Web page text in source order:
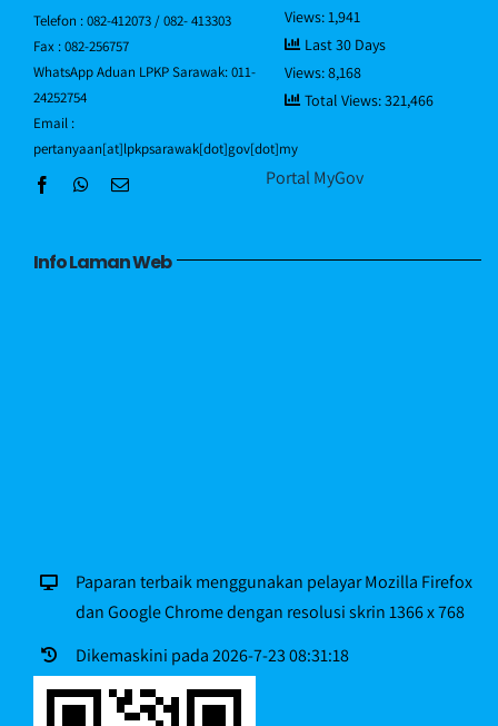
Telefon : 082-412073 / 082- 413303
Fax : 082-256757
WhatsApp Aduan LPKP Sarawak: 011-
24252754
Email :
pertanyaan[at]lpkpsarawak[dot]gov[dot]my
Direktori Pegawai
Hubungi Kami
Views: 1,941
Last 30 Days
Views:8,168
Total Views:321,466
Portal MyGov
Info Laman Web
Paparan terbaik menggunakan pelayar Mozilla Firefox
dan Google Chrome dengan resolusi skrin 1366 x 768
Dikemaskini pada 2026-7-23 08:31:18